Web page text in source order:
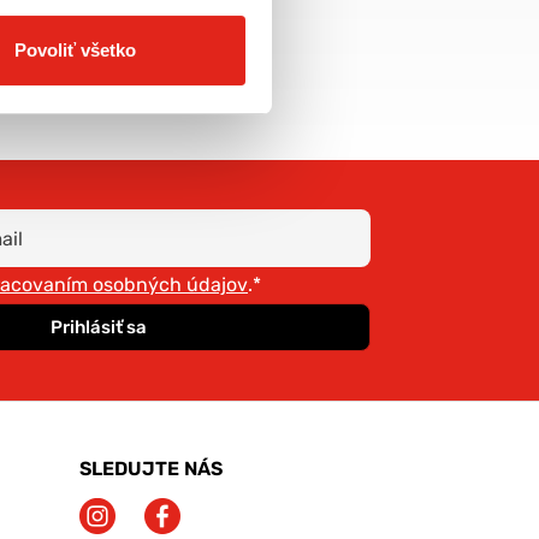
Povoliť všetko
osobných údajov.*
Prihlásiť sa
SLEDUJTE NÁS